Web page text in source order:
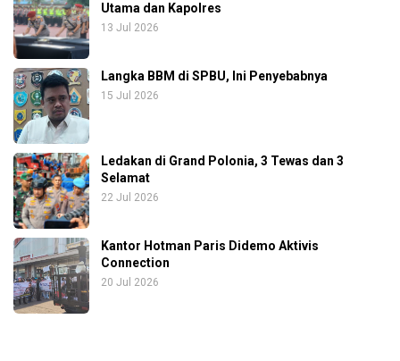
Utama dan Kapolres
13 Jul 2026
Langka BBM di SPBU, Ini Penyebabnya
15 Jul 2026
Ledakan di Grand Polonia, 3 Tewas dan 3
Selamat
22 Jul 2026
Kantor Hotman Paris Didemo Aktivis
Connection
20 Jul 2026